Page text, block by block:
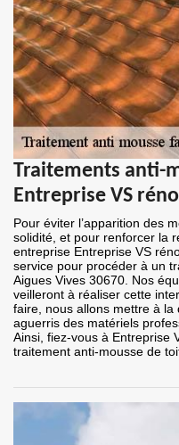
Traitements anti-
Entreprise VS
Pour éviter l’apparition des
solidité, et pour renforcer la
entreprise Entreprise VS
service pour procéder à un
Aigues Vives 30670. Nos
veilleront à réaliser cette
faire, nous allons mettre à
aguerris des matériels
Ainsi, fiez-vous à Entreprise
traitement anti-mousse de